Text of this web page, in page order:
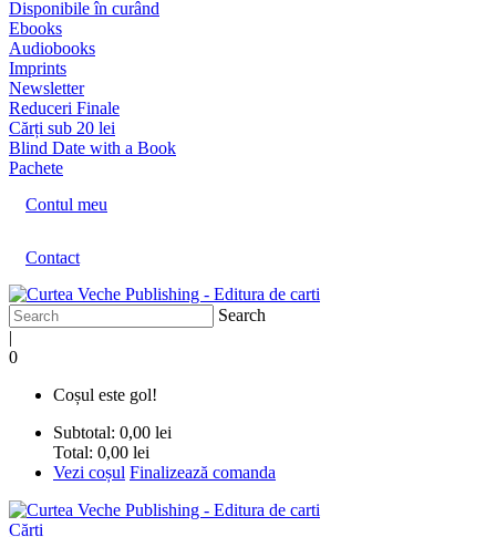
Disponibile în curând
Ebooks
Audiobooks
Imprints
Newsletter
Reduceri Finale
Cărți sub 20 lei
Blind Date with a Book
Pachete
Contul meu
Contact
Search
|
0
Coșul este gol!
Subtotal: 0,00 lei
Total: 0,00 lei
Vezi coșul Finalizează comanda
Cărți